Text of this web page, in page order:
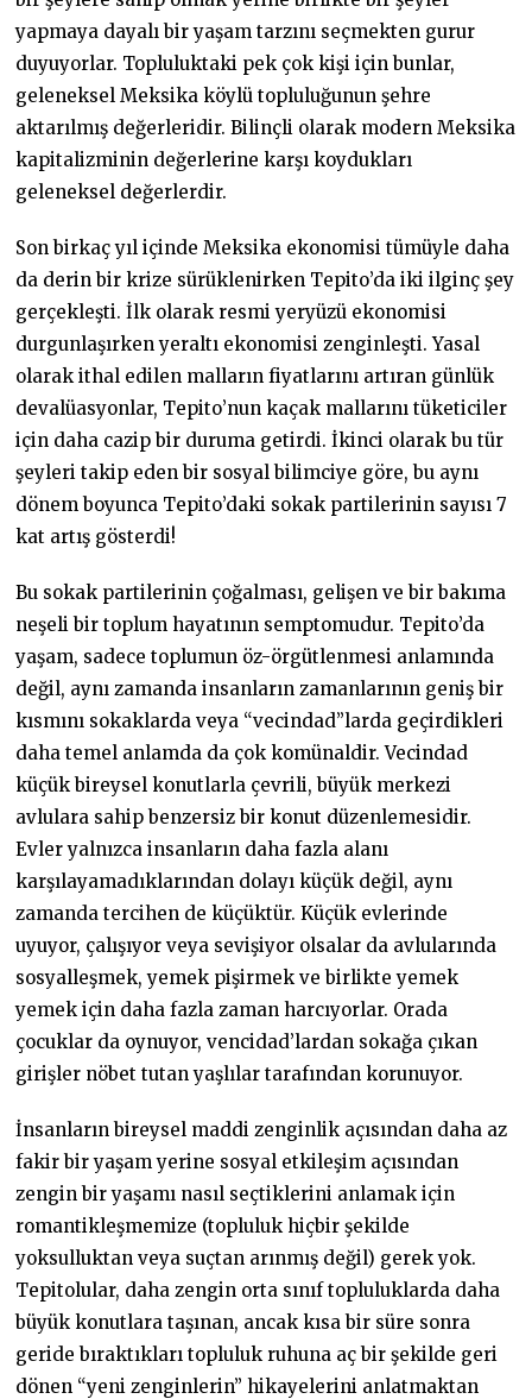
yapmaya dayalı bir yaşam tarzını seçmekten gurur
duyuyorlar. Topluluktaki pek çok kişi için bunlar,
geleneksel Meksika köylü topluluğunun şehre
aktarılmış değerleridir. Bilinçli olarak modern Meksika
kapitalizminin değerlerine karşı koydukları
geleneksel değerlerdir.
Son birkaç yıl içinde Meksika ekonomisi tümüyle daha
da derin bir krize sürüklenirken Tepito’da iki ilginç şey
gerçekleşti. İlk olarak resmi yeryüzü ekonomisi
durgunlaşırken yeraltı ekonomisi zenginleşti. Yasal
olarak ithal edilen malların fiyatlarını artıran günlük
devalüasyonlar, Tepito’nun kaçak mallarını tüketiciler
için daha cazip bir duruma getirdi. İkinci olarak bu tür
şeyleri takip eden bir sosyal bilimciye göre, bu aynı
dönem boyunca Tepito’daki sokak partilerinin sayısı 7
kat artış gösterdi!
Bu sokak partilerinin çoğalması, gelişen ve bir bakıma
neşeli bir toplum hayatının semptomudur. Tepito’da
yaşam, sadece toplumun öz-örgütlenmesi anlamında
değil, aynı zamanda insanların zamanlarının geniş bir
kısmını sokaklarda veya “vecindad”larda geçirdikleri
daha temel anlamda da çok komünaldir. Vecindad
küçük bireysel konutlarla çevrili, büyük merkezi
avlulara sahip benzersiz bir konut düzenlemesidir.
Evler yalnızca insanların daha fazla alanı
karşılayamadıklarından dolayı küçük değil, aynı
zamanda tercihen de küçüktür. Küçük evlerinde
uyuyor, çalışıyor veya sevişiyor olsalar da avlularında
sosyalleşmek, yemek pişirmek ve birlikte yemek
yemek için daha fazla zaman harcıyorlar. Orada
çocuklar da oynuyor, vencidad’lardan sokağa çıkan
girişler nöbet tutan yaşlılar tarafından korunuyor.
İnsanların bireysel maddi zenginlik açısından daha az
fakir bir yaşam yerine sosyal etkileşim açısından
zengin bir yaşamı nasıl seçtiklerini anlamak için
romantikleşmemize (topluluk hiçbir şekilde
yoksulluktan veya suçtan arınmış değil) gerek yok.
Tepitolular, daha zengin orta sınıf topluluklarda daha
büyük konutlara taşınan, ancak kısa bir süre sonra
geride bıraktıkları topluluk ruhuna aç bir şekilde geri
dönen “yeni zenginlerin” hikayelerini anlatmaktan